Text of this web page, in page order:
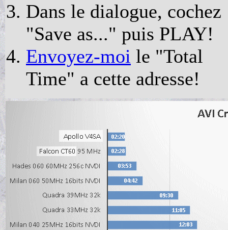
Dans le dialogue, cochez
"Save as..." puis PLAY!
Envoyez-moi le "Total
Time" a cette adresse!